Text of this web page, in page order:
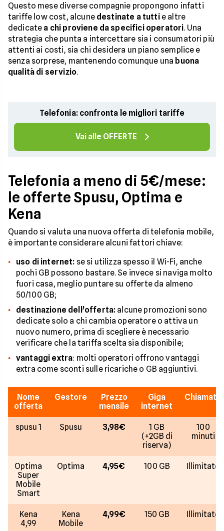
Questo mese diverse compagnie propongono infatti
tariffe low cost, alcune destinate a tuttie altre
dedicate a chi proviene da specifici operatori. Una
strategia che punta a intercettare sia i consumatori più
attenti ai costi, sia chi desidera un piano semplice e
senza sorprese, mantenendo comunque una buona
qualità di servizio.
Telefonia: confronta le migliori tariffe
Vai alle OFFERTE
Telefonia a meno di 5€/mese:
le offerte Spusu, Optima e
Kena
Quando si valuta una nuova offerta di telefonia mobile,
è importante considerare alcuni fattori chiave:
uso di internet: se si utilizza spesso il Wi-Fi, anche
pochi GB possono bastare. Se invece si naviga molto
fuori casa, meglio puntare su offerte da almeno
50/100 GB;
destinazione dell’offerta: alcune promozioni sono
dedicate solo a chi cambia operatore o attiva un
nuovo numero, prima di scegliere è necessario
verificare che la tariffa scelta sia disponibile;
vantaggi extra: molti operatori offrono vantaggi
extra come sconti sulle ricariche o GB aggiuntivi.
Nome
offerta
Gestore
Prezzo
mensile
Giga
internet
Chiamate
spusu 1 Spusu 3,98€
1 GB
(+2GB di
riserva)
100
minuti
Optima
Super
Mobile
Smart
Optima 4,95€ 100 GB Illimitate
Kena
4,99
Kena
Mobile
4,99€ 150 GB Illimitate